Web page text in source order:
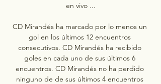
en vivo ...
CD Mirandés ha marcado por lo menos un
gol en los últimos 12 encuentros
consecutivos. CD Mirandés ha recibido
goles en cada uno de sus últimos 6
encuentros. CD Mirandés no ha perdido
ninguno de de sus últimos 4 encuentros